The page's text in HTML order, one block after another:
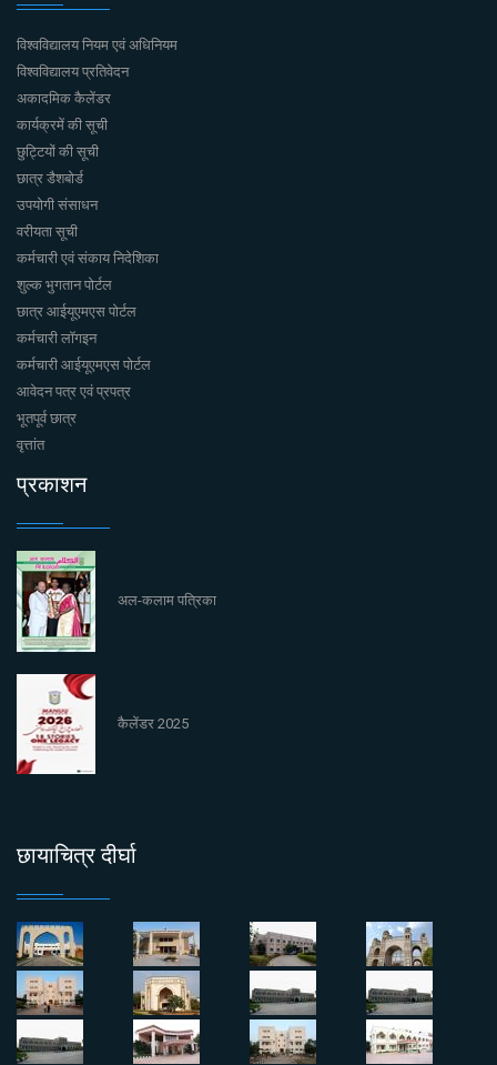
विश्वविद्यालय नियम एवं अधिनियम
विश्वविद्यालय प्रतिवेदन
अकादमिक कैलेंडर
कार्यक्रमें की सूची
छुट्टियों की सूची
छात्र डैशबोर्ड
उपयोगी संसाधन
वरीयता सूची
कर्मचारी एवं संकाय निदेशिका
शुल्क भुगतान पोर्टल
छात्र आईयूएमएस पोर्टल
कर्मचारी लॉगइन
कर्मचारी आईयूएमएस पोर्टल
आवेदन पत्र एवं प्रपत्र
भूतपूर्व छात्र
वृत्तांत
प्रकाशन
अल-कलाम पत्रिका
कैलेंडर 2025
छायाचित्र दीर्घा